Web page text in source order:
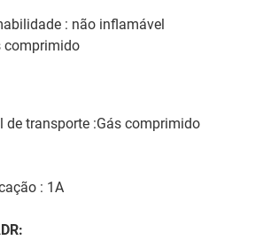
: não inflamável
comprimido
de transporte :Gás comprimido
: 1A